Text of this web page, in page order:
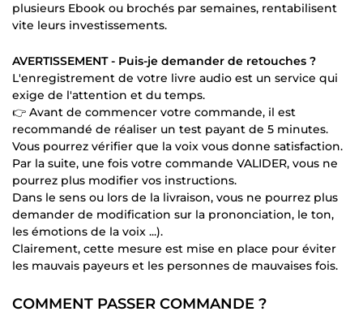
plusieurs Ebook ou brochés par semaines, rentabilisent
vite leurs investissements.
AVERTISSEMENT - Puis-je demander de retouches ?
L'enregistrement de votre livre audio est un service qui
exige de l'attention et du temps.
👉 Avant de commencer votre commande, il est
recommandé de réaliser un test payant de 5 minutes.
Vous pourrez vérifier que la voix vous donne satisfaction.
Par la suite, une fois votre commande VALIDER, vous ne
pourrez plus modifier vos instructions.
Dans le sens ou lors de la livraison, vous ne pourrez plus
demander de modification sur la prononciation, le ton,
les émotions de la voix ...).
Clairement, cette mesure est mise en place pour éviter
les mauvais payeurs et les personnes de mauvaises fois.
COMMENT PASSER COMMANDE ?